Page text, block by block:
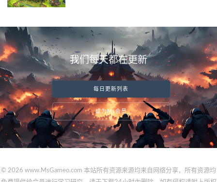
我们每天都在更新
每日更新列表
成为Ms会员
© 2026 www.MsGameo.com 本站所有资源来源均来自网络分享，所有资源均